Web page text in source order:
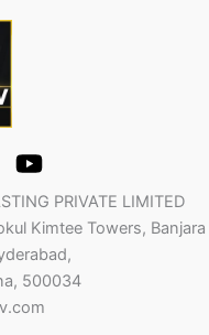
PRIVATE LIMITED
Kimtee Towers, Banjara
500034